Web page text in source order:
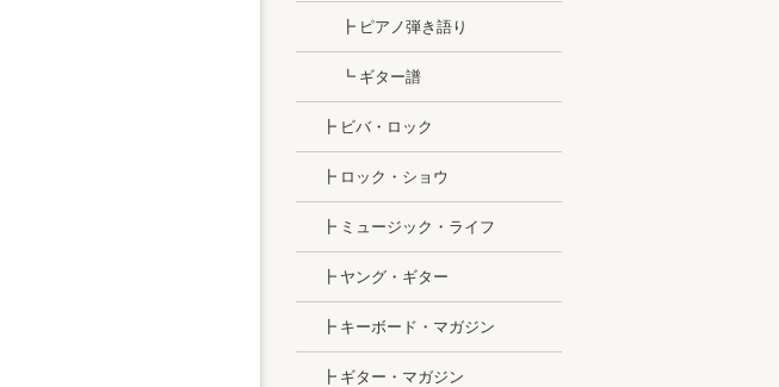
┣ ピアノ弾き語り
┗ ギター譜
┣ ビバ・ロック
┣ ロック・ショウ
┣ ミュージック・ライフ
┣ ヤング・ギター
┣ キーボード・マガジン
┣ ギター・マガジン